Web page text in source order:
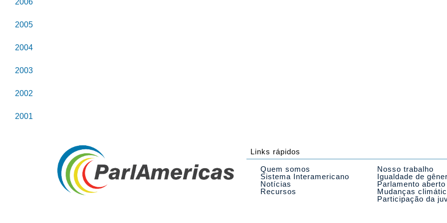
2006
2005
2004
2003
2002
2001
Links rápidos
Quem somos
Sistema Interamericano
Notícias
Recursos
Nosso trabalho
Igualdade de
Parlamento aberto
Mudanças
Participação da